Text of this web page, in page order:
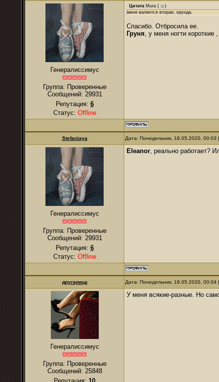
Генералиссимус
Группа: Проверенные
Сообщений: 29931
Репутация: 6
Статус: Offline
Цитата Mura (
)
меня валяется вторая, ерунда.
Спасибо. Отбросила ее.
Груня, у меня ногти
Stefaniaya Дата: Понедельник, 18.05.2020,
Генералиссимус
Группа: Проверенные
Сообщений: 29931
Репутация: 6
Статус: Offline
Eleanor, реально работает?
другарица Дата: Понедельник, 18.05.2020,
Генералиссимус
Группа: Проверенные
Сообщений: 25848
У меня всякие-разные. Но